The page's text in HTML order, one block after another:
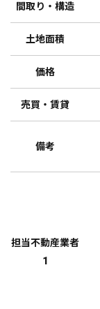
間取り・構造
土地面積
価格
売買・賃貸
備考
担当不動産業者
1